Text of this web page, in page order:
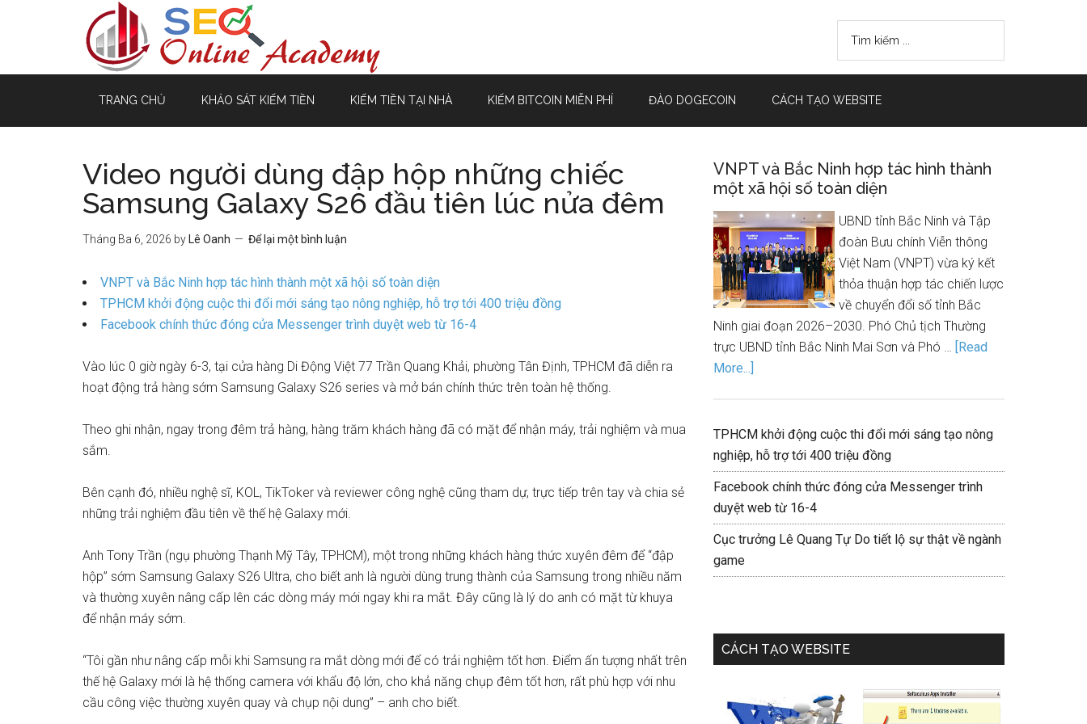
TRANG CHỦ KHẢO SÁT KIẾM TIỀN KIẾM TIỀN TẠI NHÀ KIẾM BITCOIN MIỄN PHÍ ĐÀO DOGECOIN CÁCH TẠO WEBSITE
Video người dùng đập hộp những chiếc
Samsung Galaxy S26 đầu tiên lúc nửa đêm
Tháng Ba 6, 2026 by Lê Oanh Để lại một bình luận
VNPT và Bắc Ninh hợp tác hình thành một xã hội số toàn diện
TPHCM khởi động cuộc thi đổi mới sáng tạo nông nghiệp, hỗ trợ tới 400 triệu đồng
Facebook chính thức đóng cửa Messenger trình duyệt web từ 16-4
Vào lúc 0 giờ ngày 6-3, tại cửa hàng Di Động Việt 77 Trần Quang Khải, phường Tân Định, TPHCM đã diễn ra
hoạt động trả hàng sớm Samsung Galaxy S26 series và mở bán chính thức trên toàn hệ thống.
Theo ghi nhận, ngay trong đêm trả hàng, hàng trăm khách hàng đã có mặt để nhận máy, trải nghiệm và mua
sắm.
Bên cạnh đó, nhiều nghệ sĩ, KOL, TikToker và reviewer công nghệ cũng tham dự, trực tiếp trên tay và chia sẻ
những trải nghiệm đầu tiên về thế hệ Galaxy mới.
Anh Tony Trần (ngụ phường Thạnh Mỹ Tây, TPHCM), một trong những khách hàng thức xuyên đêm để “đập
hộp” sớm Samsung Galaxy S26 Ultra, cho biết anh là người dùng trung thành của Samsung trong nhiều năm
và thường xuyên nâng cấp lên các dòng máy mới ngay khi ra mắt. Đây cũng là lý do anh có mặt từ khuya
để nhận máy sớm.
“Tôi gần như nâng cấp mỗi khi Samsung ra mắt dòng mới để có trải nghiệm tốt hơn. Điểm ấn tượng nhất trên
thế hệ Galaxy mới là hệ thống camera với khẩu độ lớn, cho khả năng chụp đêm tốt hơn, rất phù hợp với nhu
cầu công việc thường xuyên quay và chụp nội dung” – anh cho biết.
VNPT và Bắc Ninh hợp tác hình thành
một xã hội số toàn diện
UBND tỉnh Bắc Ninh và Tập
đoàn Bưu chính Viễn thông
Việt Nam (VNPT) vừa ký kết
thỏa thuận hợp tác chiến lược
về chuyển đổi số tỉnh Bắc
Ninh giai đoạn 2026–2030. Phó Chủ tịch Thường
trực UBND tỉnh Bắc Ninh Mai Sơn và Phó … [Read
More...]
TPHCM khởi động cuộc thi đổi mới sáng tạo nông
nghiệp, hỗ trợ tới 400 triệu đồng
Facebook chính thức đóng cửa Messenger trình
duyệt web từ 16-4
Cục trưởng Lê Quang Tự Do tiết lộ sự thật về ngành
game
CÁCH TẠO WEBSITE